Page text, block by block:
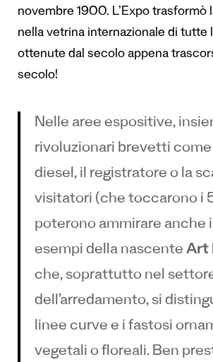
novembre 1900. L’Expo trasformò
nella vetrina internazionale di tutte
ottenute dal secolo appena
secolo!
Nelle aree espositive,
rivoluzionari brevetti
diesel, il registratore o la
visitatori (che toccarono i
poterono ammirare anche
esempi della nascente Art
che, soprattutto nel
dell’arredamento, si
linee curve e i fastosi
vegetali o floreali. Ben